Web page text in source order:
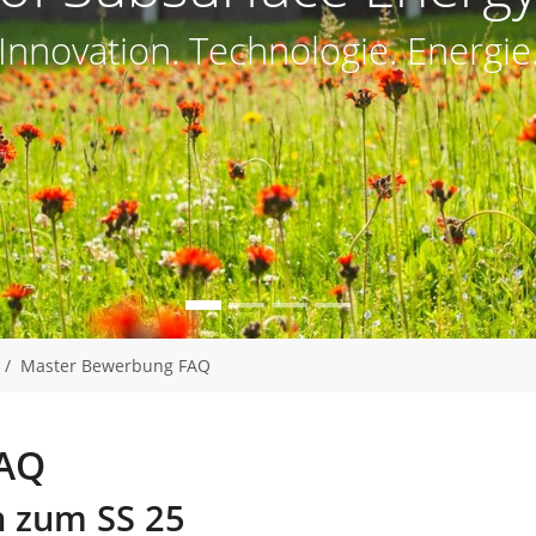
Technologie.
Master Bewerbung FAQ
SS 25